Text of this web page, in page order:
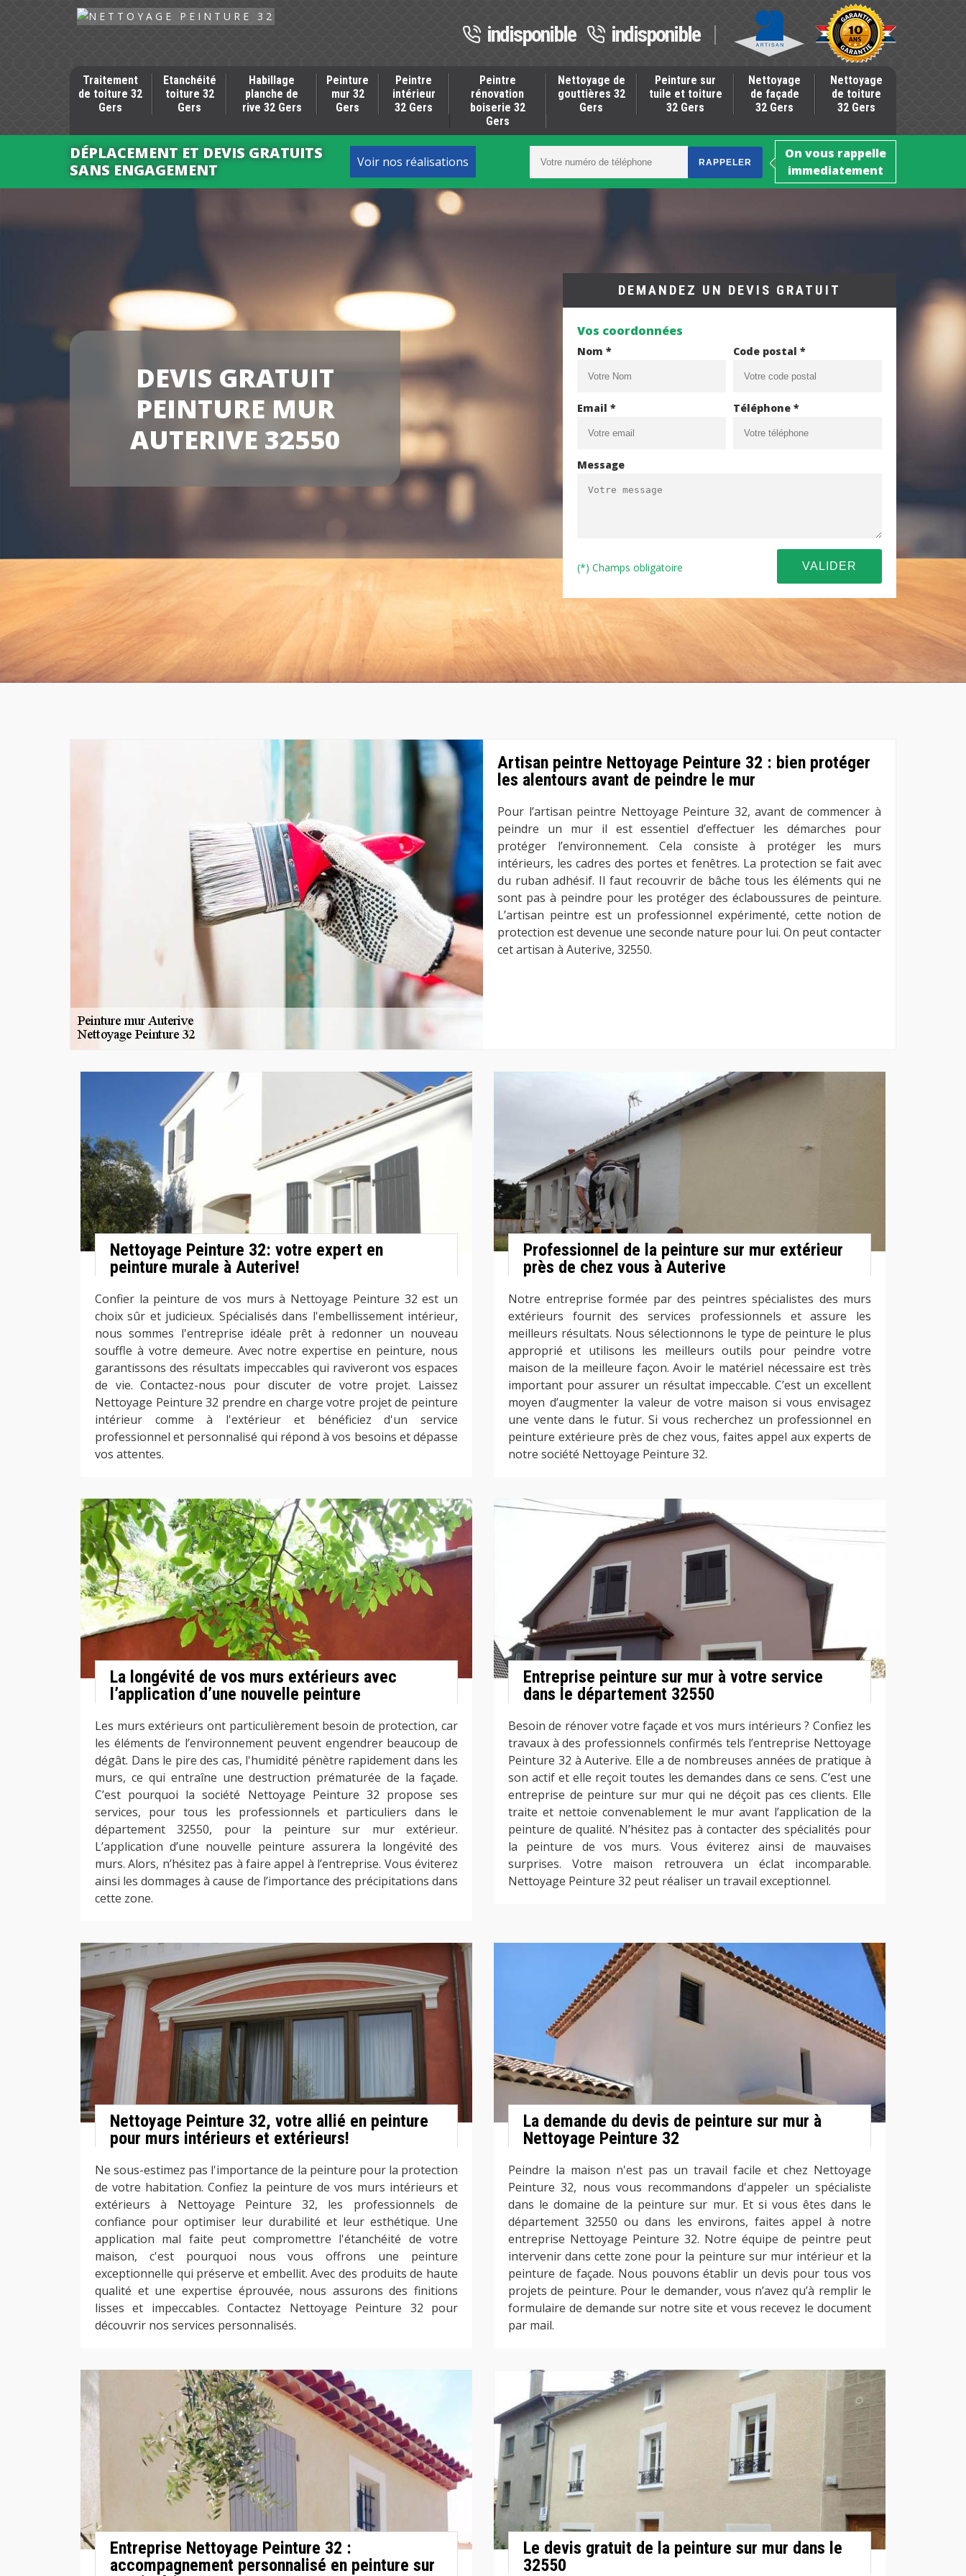
indisponible indisponible
Traitement
de toiture 32
Gers
Etanchéité
toiture 32
Gers
Habillage
planche de
rive 32 Gers
Peinture
mur 32
Gers
Peintre
intérieur
32 Gers
Peintre
rénovation
boiserie 32
Gers
Nettoyage de
gouttières 32
Gers
Peinture sur
tuile et toiture
32 Gers
Nettoyage
de façade
32 Gers
Nettoyage
de toiture
32 Gers
DÉPLACEMENT ET DEVIS GRATUITS
SANS ENGAGEMENT
Voir nos réalisations
On vous rappelle
immediatement
DEVIS GRATUIT
PEINTURE MUR
AUTERIVE 32550
DEMANDEZ UN DEVIS GRATUIT
Vos coordonnées
Nom * Code postal *
Email * Téléphone *
Message
(*) Champs obligatoire
Artisan peintre Nettoyage Peinture 32 : bien protéger
les alentours avant de peindre le mur
Pour l’artisan peintre Nettoyage Peinture 32, avant de commencer à
peindre un mur il est essentiel d’effectuer les démarches pour
protéger l’environnement. Cela consiste à protéger les murs
intérieurs, les cadres des portes et fenêtres. La protection se fait avec
du ruban adhésif. Il faut recouvrir de bâche tous les éléments qui ne
sont pas à peindre pour les protéger des éclaboussures de peinture.
L’artisan peintre est un professionnel expérimenté, cette notion de
protection est devenue une seconde nature pour lui. On peut contacter
cet artisan à Auterive, 32550.
Nettoyage Peinture 32: votre expert en
peinture murale à Auterive!
Confier la peinture de vos murs à Nettoyage Peinture 32 est un
choix sûr et judicieux. Spécialisés dans l'embellissement intérieur,
nous sommes l'entreprise idéale prêt à redonner un nouveau
souffle à votre demeure. Avec notre expertise en peinture, nous
garantissons des résultats impeccables qui raviveront vos espaces
de vie. Contactez-nous pour discuter de votre projet. Laissez
Nettoyage Peinture 32 prendre en charge votre projet de peinture
intérieur comme à l'extérieur et bénéficiez d'un service
professionnel et personnalisé qui répond à vos besoins et dépasse
vos attentes.
Professionnel de la peinture sur mur extérieur
près de chez vous à Auterive
Notre entreprise formée par des peintres spécialistes des murs
extérieurs fournit des services professionnels et assure les
meilleurs résultats. Nous sélectionnons le type de peinture le plus
approprié et utilisons les meilleurs outils pour peindre votre
maison de la meilleure façon. Avoir le matériel nécessaire est très
important pour assurer un résultat impeccable. C’est un excellent
moyen d’augmenter la valeur de votre maison si vous envisagez
une vente dans le futur. Si vous recherchez un professionnel en
peinture extérieure près de chez vous, faites appel aux experts de
notre société Nettoyage Peinture 32.
La longévité de vos murs extérieurs avec
l’application d’une nouvelle peinture
Les murs extérieurs ont particulièrement besoin de protection, car
les éléments de l’environnement peuvent engendrer beaucoup de
dégât. Dans le pire des cas, l'humidité pénètre rapidement dans les
murs, ce qui entraîne une destruction prématurée de la façade.
C’est pourquoi la société Nettoyage Peinture 32 propose ses
services, pour tous les professionnels et particuliers dans le
département 32550, pour la peinture sur mur extérieur.
L’application d’une nouvelle peinture assurera la longévité des
murs. Alors, n’hésitez pas à faire appel à l’entreprise. Vous éviterez
ainsi les dommages à cause de l’importance des précipitations dans
cette zone.
Entreprise peinture sur mur à votre service
dans le département 32550
Besoin de rénover votre façade et vos murs intérieurs ? Confiez les
travaux à des professionnels confirmés tels l’entreprise Nettoyage
Peinture 32 à Auterive. Elle a de nombreuses années de pratique à
son actif et elle reçoit toutes les demandes dans ce sens. C’est une
entreprise de peinture sur mur qui ne déçoit pas ces clients. Elle
traite et nettoie convenablement le mur avant l’application de la
peinture de qualité. N’hésitez pas à contacter des spécialités pour
la peinture de vos murs. Vous éviterez ainsi de mauvaises
surprises. Votre maison retrouvera un éclat incomparable.
Nettoyage Peinture 32 peut réaliser un travail exceptionnel.
Nettoyage Peinture 32, votre allié en peinture
pour murs intérieurs et extérieurs!
Ne sous-estimez pas l'importance de la peinture pour la protection
de votre habitation. Confiez la peinture de vos murs intérieurs et
extérieurs à Nettoyage Peinture 32, les professionnels de
confiance pour optimiser leur durabilité et leur esthétique. Une
application mal faite peut compromettre l'étanchéité de votre
maison, c'est pourquoi nous vous offrons une peinture
exceptionnelle qui préserve et embellit. Avec des produits de haute
qualité et une expertise éprouvée, nous assurons des finitions
lisses et impeccables. Contactez Nettoyage Peinture 32 pour
découvrir nos services personnalisés.
La demande du devis de peinture sur mur à
Nettoyage Peinture 32
Peindre la maison n'est pas un travail facile et chez Nettoyage
Peinture 32, nous vous recommandons d'appeler un spécialiste
dans le domaine de la peinture sur mur. Et si vous êtes dans le
département 32550 ou dans les environs, faites appel à notre
entreprise Nettoyage Peinture 32. Notre équipe de peintre peut
intervenir dans cette zone pour la peinture sur mur intérieur et la
peinture de façade. Nous pouvons établir un devis pour tous vos
projets de peinture. Pour le demander, vous n’avez qu’à remplir le
formulaire de demande sur notre site et vous recevez le document
par mail.
Entreprise Nettoyage Peinture 32 :
accompagnement personnalisé en peinture sur
Le devis gratuit de la peinture sur mur dans le
32550